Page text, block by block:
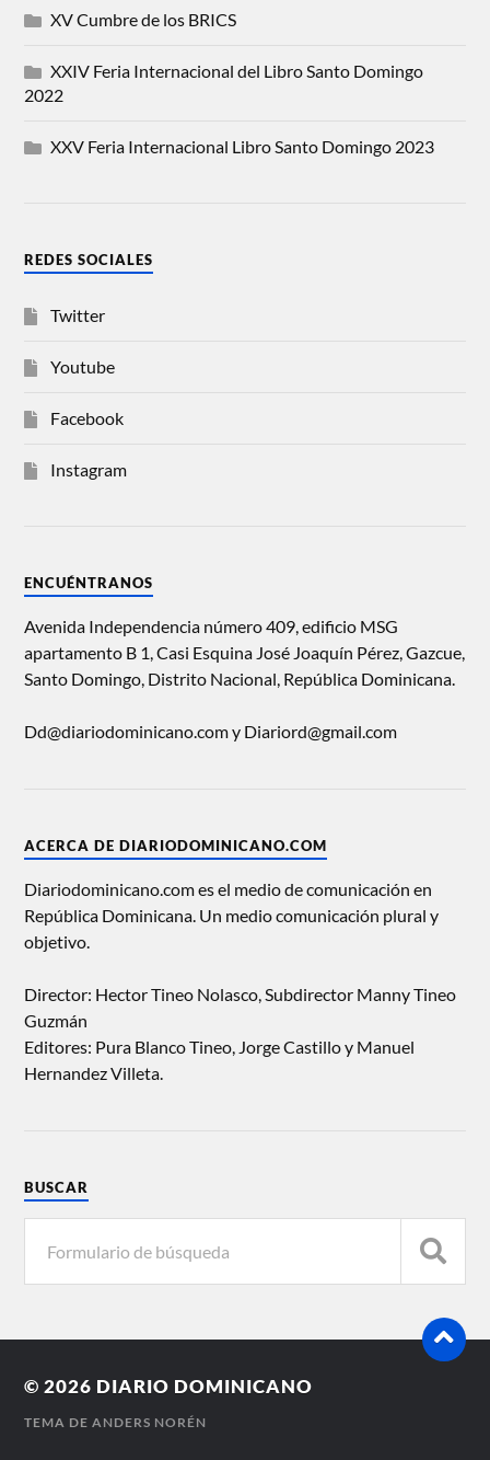
XV Cumbre de los BRICS
XXIV Feria Internacional del Libro Santo Domingo
2022
XXV Feria Internacional Libro Santo Domingo 2023
REDES SOCIALES
Twitter
Youtube
Facebook
Instagram
ENCUÉNTRANOS
Avenida Independencia número 409, edificio MSG
apartamento B 1, Casi Esquina José Joaquín Pérez, Gazcue,
Santo Domingo, Distrito Nacional, República Dominicana.
Dd@diariodominicano.com y Diariord@gmail.com
ACERCA DE DIARIODOMINICANO.COM
Diariodominicano.com es el medio de comunicación en
República Dominicana. Un medio comunicación plural y
objetivo.
Director: Hector Tineo Nolasco, Subdirector Manny Tineo
Guzmán
Editores: Pura Blanco Tineo, Jorge Castillo y Manuel
Hernandez Villeta.
BUSCAR
© 2026 DIARIO DOMINICANO
TEMA DEANDERS NORÉN